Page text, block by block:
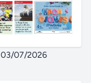
03/07/2026